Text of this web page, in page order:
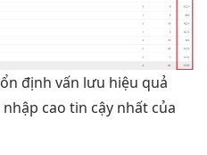
ổn định vấn lưu hiệu quả
nhập cao tin cậy nhất của